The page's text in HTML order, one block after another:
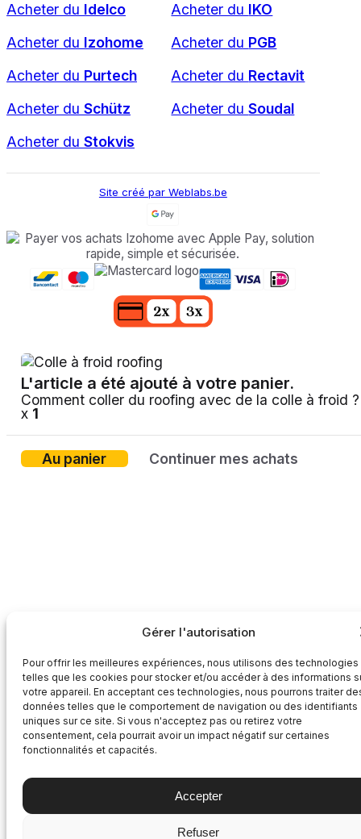
Gérer l'autorisation
Pour offrir les meilleures expériences, nous utilisons des technologies
telles que les cookies pour stocker et/ou accéder à des informations
votre appareil. En acceptant ces technologies, nous pourrons traiter
données telles que le comportement de navigation ou des identifiants
uniques sur ce site. Si vous n'acceptez pas ou retirez votre
consentement, cela pourrait avoir un impact négatif sur certaines
fonctionnalités et capacités.
Accepter
Refuser
Acheter du Idelco Acheter du IKO
Acheter du Izohome Acheter du PGB
Acheter du Purtech Acheter du Rectavit
Acheter du Schütz Acheter duSoudal
Acheter du Stokvis
Site créé par Weblabs.be
L'article a été ajouté à votre panier.
Comment coller du roofing avec de la colle à froid ?
x 1
Au panier Continuer mes achats